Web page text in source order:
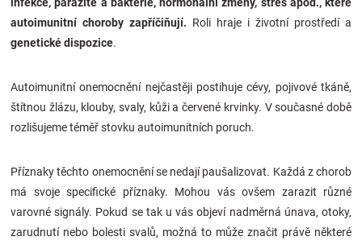
infekce, parazité a bakterie, hormonální změny, stres apod., které
autoimunitní choroby zapříčiňují. Roli hraje i životní prostředí a
genetické dispozice.
Autoimunitní onemocnění nejčastěji postihuje cévy, pojivové tkáně,
štítnou žlázu, klouby, svaly, kůži a červené krvinky. V současné době
rozlišujeme téměř stovku autoimunitních poruch.
Příznaky těchto onemocnění se nedají paušalizovat. Každá z chorob
má svoje specifické příznaky. Mohou vás ovšem zarazit různé
varovné signály. Pokud se tak u vás objeví nadměrná únava, otoky,
zarudnutí nebo bolesti svalů, možná to může značit právě některé